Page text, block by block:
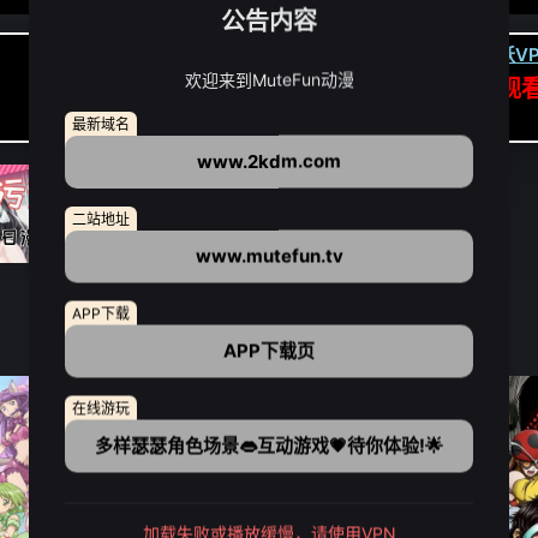
下载虎跃
APP高速专线可前往APP观
公告内容
欢迎来到MuteFun动漫
最新域名
www.2kdm.com
二站地址
www.mutefun.tv
APP下载
APP下载页
在线游玩
多样瑟瑟角色场景👄互动游戏💗待你体验!🌟
加载失败或播放缓慢，请使用VPN